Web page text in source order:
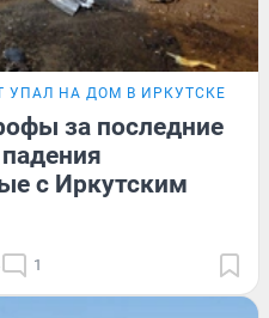
УПАЛ НА ДОМ В ИРКУТСКЕ
за последние
с Иркутским
1